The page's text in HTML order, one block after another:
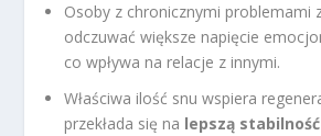
Osoby z chronicznymi problemami
odczuwać większe napięcie
co wpływa na relacje z innymi.
Właściwa ilość snu wspiera
przekłada się na lepszą